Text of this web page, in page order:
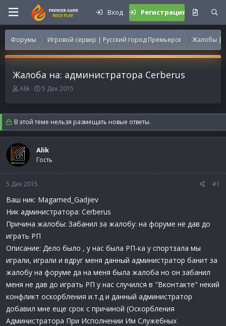
Вход Регистрация
Форумы Игровой сервер | Русский город Премьерск Жалобы |
Жалоба на: администратора Cerberus
А
т
о
р
т
е
м
ы
Alik
Д
т
а
н
а
а
л
5 Дек 2015
В этой теме нельзя размещать новые ответы.
Alik
Гость
5 Дек 2015 #1
Ваш ник: Magamed_Gadjiev
Ник администратора: Cerberus
Причина жалобы: Забанил за жалобу: на форуме не дав до
играть РП
Описание: Дело было , у нас была РП-ка у спортзала мы
играли, играли и вдруг меня данный администратор банит за
жалобу на форуме да на меня была жалоба но он забанил
меня не дав до играть РП у нас случился в "Вконтакте" некий
конфликт оскорбления и.т.д и данный администратор
добавил мне еще срок с причиной (Оскорбления
Администратора При Исполнении Им Служебных